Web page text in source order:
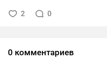
2 0
0 комментариев